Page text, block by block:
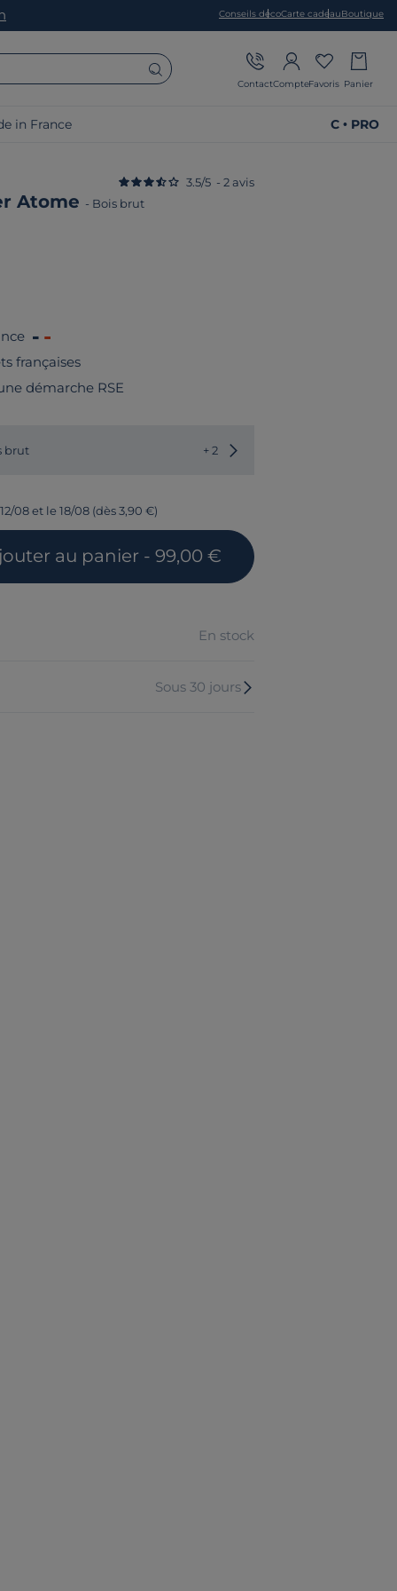
Conseils décoCarte cadeauBoutique
ContactCompteFavoris Panier
in France C • PRO
Atome - Bois brut
3.5/5 - 2 avis
françaises
démarche RSE
brut + 2 Choisir une autre couleur
08 et le 18/08 (dès 3,90 €)
au panier - 99,00 €
En stock
Sous 30 jours